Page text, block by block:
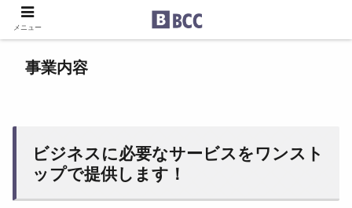
事業内容
ビジネスに必要なサービスをワンスト
ップで提供します！
メニュー